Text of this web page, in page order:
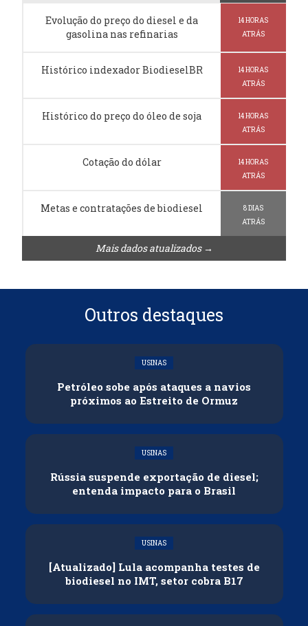
Evolução do preço do diesel e da
gasolina nas refinarias
14 HORAS
ATRÁS
Histórico indexador BiodieselBR
14 HORAS
ATRÁS
Histórico do preço do óleo de soja
14 HORAS
ATRÁS
Cotação do dólar
14 HORAS
ATRÁS
Metas e contratações de biodiesel
8 DIAS
ATRÁS
Mais dados atualizados →
Outros destaques
USINAS
Petróleo sobe após ataques a navios
próximos ao Estreito de Ormuz
USINAS
Rússia suspende exportação de diesel;
entenda impacto para o Brasil
USINAS
[Atualizado] Lula acompanha testes de
biodiesel no IMT, setor cobra B17